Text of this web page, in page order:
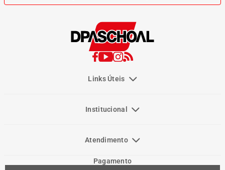
Links Úteis
Institucional
Atendimento
Pagamento